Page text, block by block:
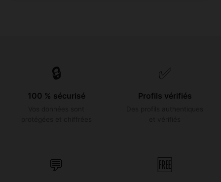
🔒
100 % sécurisé
✅
Profils vérifiés
💬 🆓